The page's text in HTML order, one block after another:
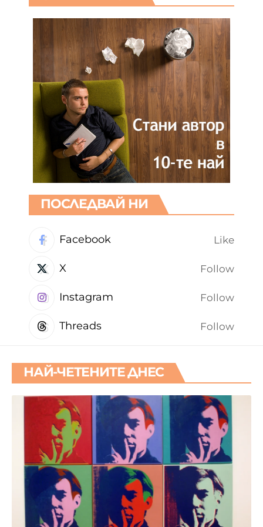
ПОСЛЕДВАЙ НИ
Facebook Like
X Follow
Instagram Follow
Threads Follow
НАЙ-ЧЕТЕНИТЕ ДНЕС